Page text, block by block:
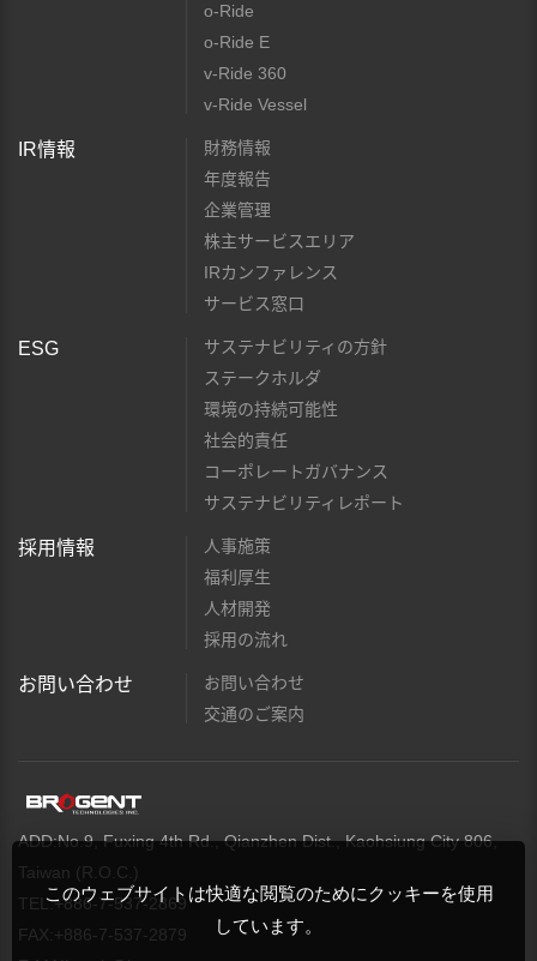
このウェブサイトは快適な閲覧のためにクッキーを使用
しています。
o-Ride
o-Ride E
v-Ride 360
v-Ride Vessel
IR情報
財務情報
年度報告
企業管理
株主サービスエリア
IRカンファレンス
サービス窓口
ESG
サステナビリティの方針
ステークホルダ
環境の持続可能性
社会的責任
コーポレートガバナンス
サステナビリティレポート
採用情報
人事施策
福利厚生
人材開発
採用の流れ
お問い合わせ
お問い合わせ
交通のご案内
ADD:No.9, Fuxing 4th Rd., Qianzhen Dist., Kaohsiung City 806,
Taiwan (R.O.C.)
TEL:+886-7-537-2869
FAX:+886-7-537-2879